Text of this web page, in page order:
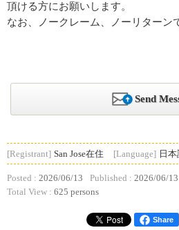
頂ける方にお願いします。
なお、ノークレーム、ノーリターン
Send
[Registrant] San Jose在住 [Language] 日
Posted : 2026/06/13 Published : 2026/06/13
Total View : 625 persons
Share